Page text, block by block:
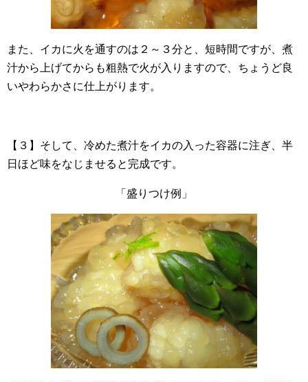
また、イカに火を通すのは２～３分と、短時間ですが、煮
汁から上げてからも粗熱で火が入りますので、ちょうど良
いやわらかさに仕上がります。
【３】そして、冷めた煮汁をイカの入った容器に注ぎ、半
日ほど味をなじませると完成です。
「盛りつけ例」